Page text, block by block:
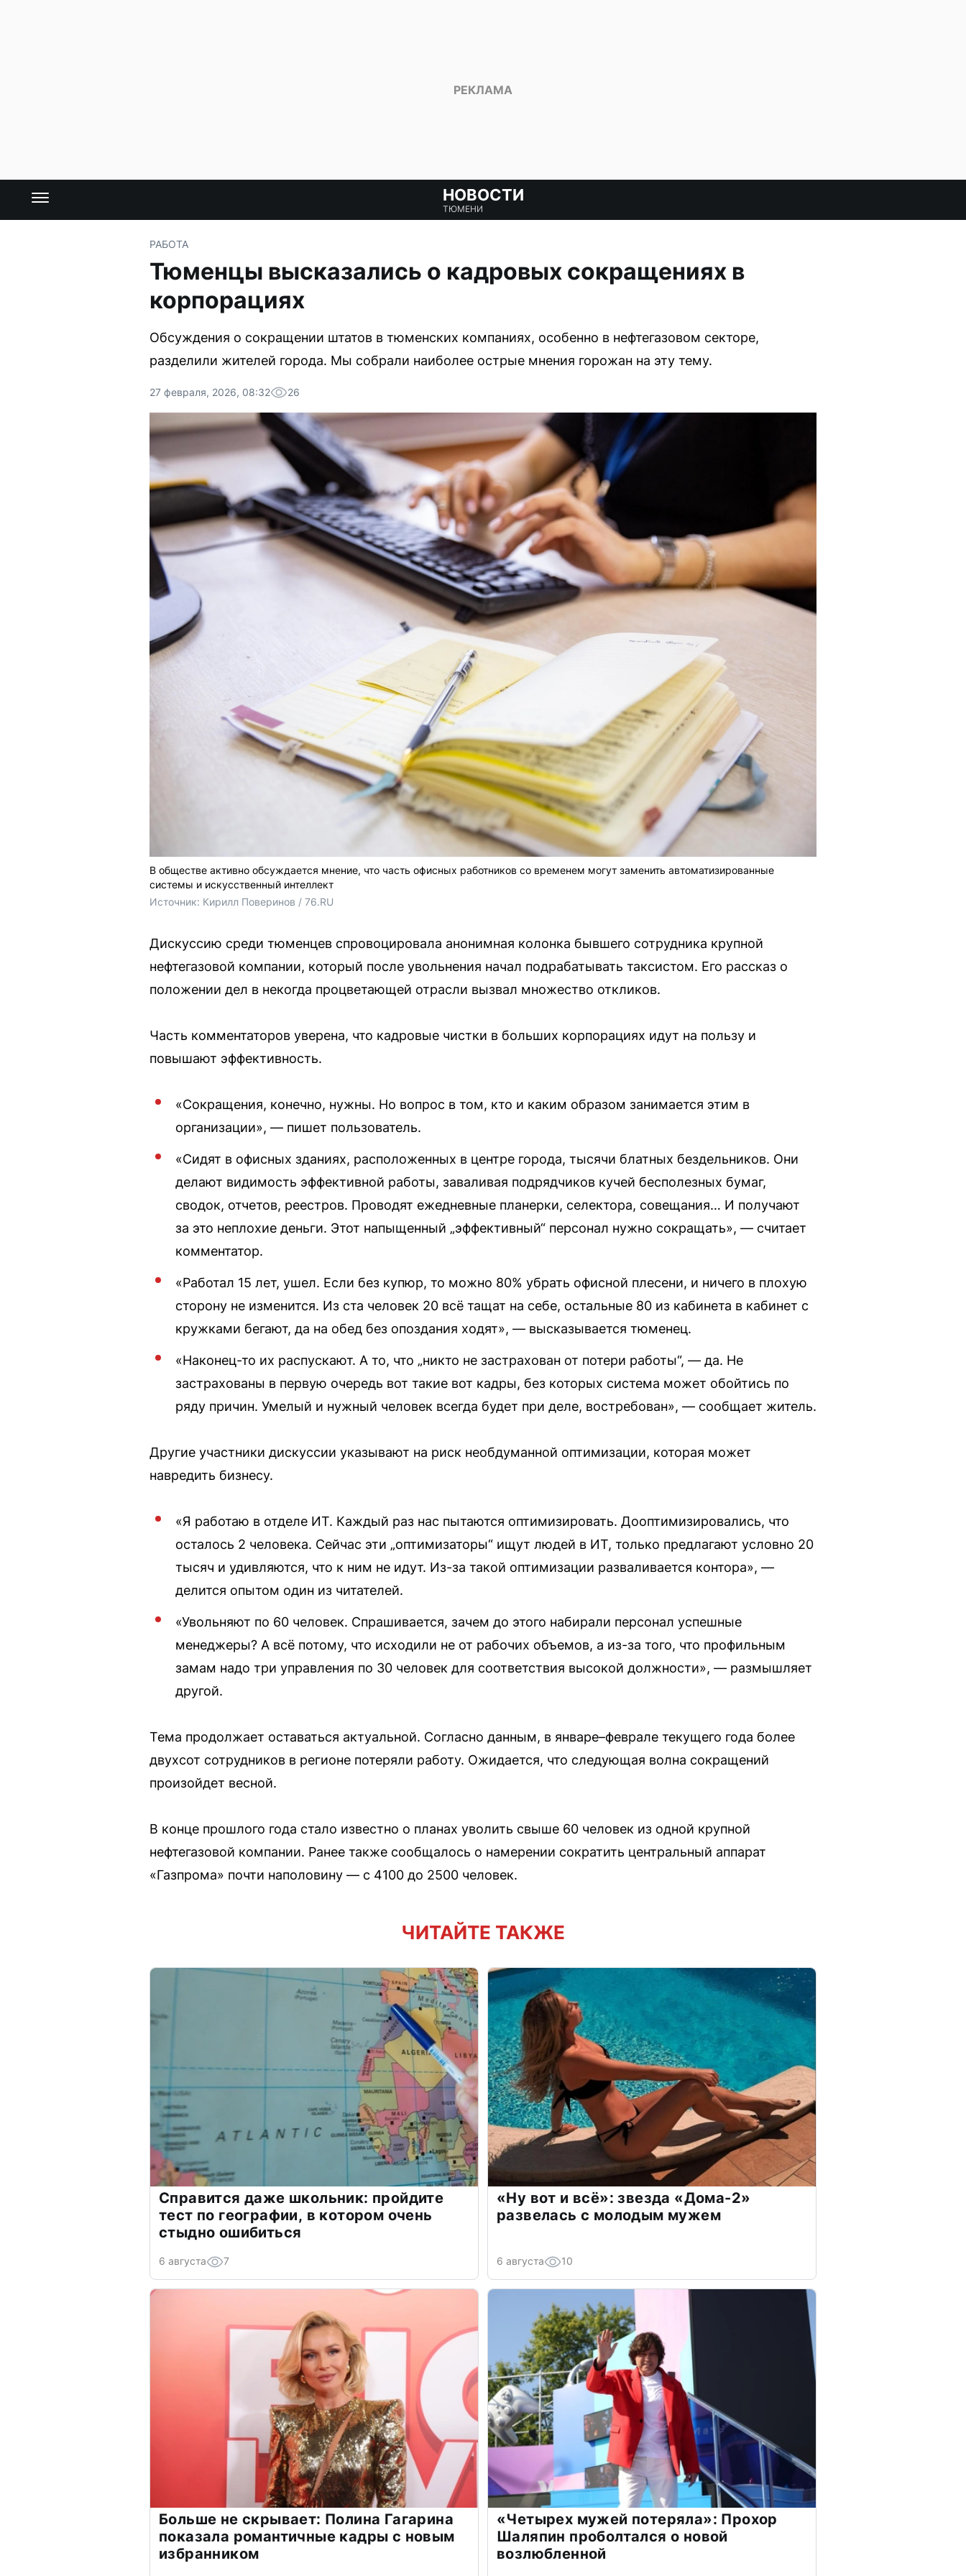
НОВОСТИ
ТЮМЕНИ
РАБОТА
Тюменцы высказались о кадровых сокращениях в
корпорациях
Обсуждения о сокращении штатов в тюменских компаниях, особенно в нефтегазовом секторе,
разделили жителей города. Мы собрали наиболее острые мнения горожан на эту тему.
27 февраля, 2026, 08:32 26
В обществе активно обсуждается мнение, что часть офисных работников со временем могут заменить автоматизированные
системы и искусственный интеллект
Источник: Кирилл Поверинов / 76.RU
Дискуссию среди тюменцев спровоцировала анонимная колонка бывшего сотрудника крупной
нефтегазовой компании, который после увольнения начал подрабатывать таксистом. Его рассказ о
положении дел в некогда процветающей отрасли вызвал множество откликов.
Часть комментаторов уверена, что кадровые чистки в больших корпорациях идут на пользу и
повышают эффективность.
«Сокращения, конечно, нужны. Но вопрос в том, кто и каким образом занимается этим в
организации», — пишет пользователь.
«Сидят в офисных зданиях, расположенных в центре города, тысячи блатных бездельников. Они
делают видимость эффективной работы, заваливая подрядчиков кучей бесполезных бумаг,
сводок, отчетов, реестров. Проводят ежедневные планерки, селектора, совещания… И получают
за это неплохие деньги. Этот напыщенный „эффективный“ персонал нужно сокращать», — считает
комментатор.
«Работал 15 лет, ушел. Если без купюр, то можно 80% убрать офисной плесени, и ничего в плохую
сторону не изменится. Из ста человек 20 всё тащат на себе, остальные 80 из кабинета в кабинет с
кружками бегают, да на обед без опоздания ходят», — высказывается тюменец.
«Наконец-то их распускают. А то, что „никто не застрахован от потери работы“, — да. Не
застрахованы в первую очередь вот такие вот кадры, без которых система может обойтись по
ряду причин. Умелый и нужный человек всегда будет при деле, востребован», — сообщает житель.
Другие участники дискуссии указывают на риск необдуманной оптимизации, которая может
навредить бизнесу.
«Я работаю в отделе ИТ. Каждый раз нас пытаются оптимизировать. Дооптимизировались, что
осталось 2 человека. Сейчас эти „оптимизаторы“ ищут людей в ИТ, только предлагают условно 20
тысяч и удивляются, что к ним не идут. Из-за такой оптимизации разваливается контора», —
делится опытом один из читателей.
«Увольняют по 60 человек. Спрашивается, зачем до этого набирали персонал успешные
менеджеры? А всё потому, что исходили не от рабочих объемов, а из-за того, что профильным
замам надо три управления по 30 человек для соответствия высокой должности», — размышляет
другой.
Тема продолжает оставаться актуальной. Согласно данным, в январе–феврале текущего года более
двухсот сотрудников в регионе потеряли работу. Ожидается, что следующая волна сокращений
произойдет весной.
В конце прошлого года стало известно о планах уволить свыше 60 человек из одной крупной
нефтегазовой компании. Ранее также сообщалось о намерении сократить центральный аппарат
«Газпрома» почти наполовину — с 4100 до 2500 человек.
ЧИТАЙТЕ ТАКЖЕ
Справится даже школьник: пройдите
тест по географии, в котором очень
стыдно ошибиться
6 августа 7
«Ну вот и всё»: звезда «Дома-2»
развелась с молодым мужем
6 августа 10
Больше не скрывает: Полина Гагарина
показала романтичные кадры с новым
избранником
«Четырех мужей потеряла»: Прохор
Шаляпин проболтался о новой
возлюбленной